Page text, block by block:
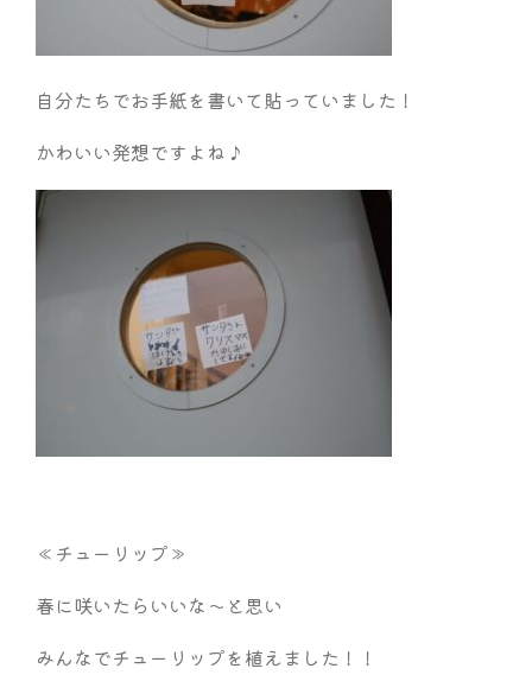
自分たちでお手紙を書いて貼っていました！
かわいい発想ですよね♪
≪チューリップ≫
春に咲いたらいいな～と思い
みんなでチューリップを植えました！！